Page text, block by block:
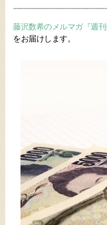
藤沢数希のメルマガ『週
をお届けします。